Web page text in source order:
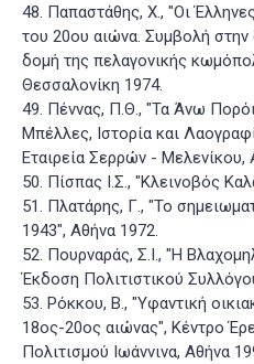
48. Παπαστάθης, Χ., "Οι
του 20ου αιώνα. Συμβολή στην
δομή της πελαγονικής
Θεσσαλονίκη 1974.
49. Πέννας, Π.Θ., "Τα Άνω
Μπέλλες, Ιστορία και
Εταιρεία Σερρών - Μελενίκου,
50. Πίσπας Ι.Σ., "Κλεινοβός
51. Πλατάρης, Γ., "Το
1943", Αθήνα 1972.
52. Πουρναράς, Σ.Ι., "Η
Έκδοση Πολιτιστικού
53. Ρόκκου, Β., "Υφαντική
18ος-20ος αιώνας", Κέντρο
Πολιτισμού Ιωάννινα, Αθήνα